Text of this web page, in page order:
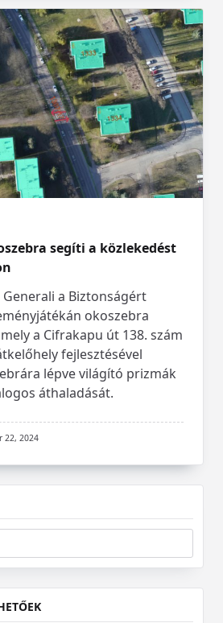
segíti a közlekedést
Generali a Biztonságért
okoszebra
a Cifrakapu út 138. szám
fejlesztésével
lépve világító prizmák
áthaladását.
22, 2024